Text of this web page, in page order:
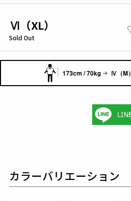
Ⅵ（XL）
Sold Out
173cm / 70kg Ⅳ（M）
カラーバリエーション